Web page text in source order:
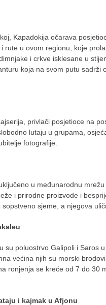
Kapadokija očarava
rute u ovom regionu, koje
i crkve isklesane u
koja na svom putu sadrži
privlači posjetioce na
lutaju u grupama,
fotografije.
u međunarodnu
i prirodne proizvode i
sjeme, a njegova
su poluostrvo Galipoli i Saros
većina njih su morski
ronjenja se kreće od 7 do 30
i kajmak u Afjonu